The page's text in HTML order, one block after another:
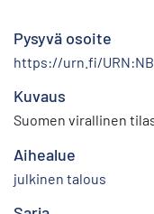
Pysyvä osoite
https://urn.fi/
Kuvaus
Suomen virallinen
Aihealue
julkinen talous